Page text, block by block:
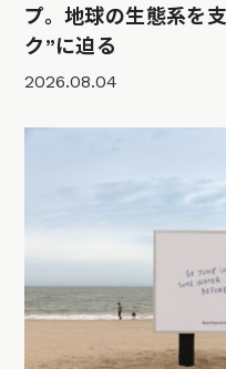
プ。地球の生態系を
ク”に迫る
2026.08.04